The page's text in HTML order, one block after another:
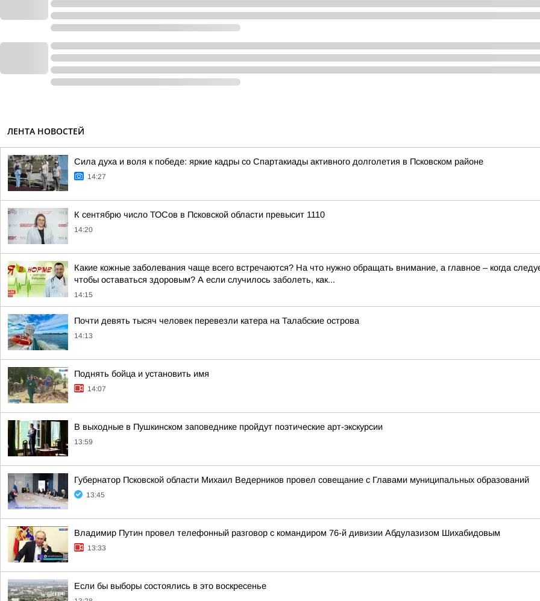
ЛЕНТА НОВОСТЕЙ
Сила духа и воля к победе: яркие кадры со Спартакиады активного долголетия в Псковском районе
14:27
К сентябрю число ТОСов в Псковской области превысит 1110
14:20
Какие кожные заболевания чаще всего встречаются? На что нужно обращать внимание, а главное – когда
чтобы оставаться здоровым? А если случилось заболеть, как...
14:15
Почти девять тысяч человек перевезли катера на Талабские острова
14:13
Поднять бойца и установить имя
14:07
В выходные в Пушкинском заповеднике пройдут поэтические арт-экскурсии
13:59
Губернатор Псковской области Михаил Ведерников провел совещание с Главами муниципальных образований
13:45
Владимир Путин провел телефонный разговор с командиром 76-й дивизии Абдулазизом Шихабидовым
13:33
Если бы выборы состоялись в это воскресенье